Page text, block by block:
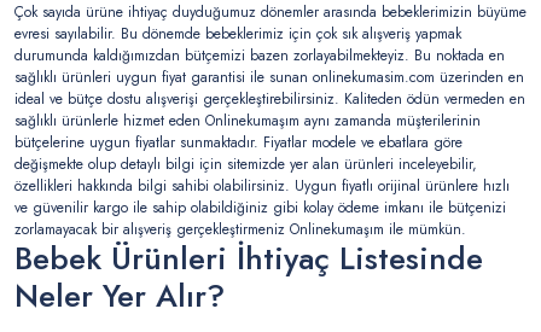
Çok sayıda ürüne ihtiyaç duyduğumuz dönemler arasında bebeklerimizin büyüme
evresi sayılabilir. Bu dönemde bebeklerimiz için çok sık alışveriş yapmak
durumunda kaldığımızdan bütçemizi bazen zorlayabilmekteyiz. Bu noktada en
sağlıklı ürünleri uygun fiyat garantisi ile sunan onlinekumasim.com üzerinden en
ideal ve bütçe dostu alışverişi gerçekleştirebilirsiniz. Kaliteden ödün vermeden en
sağlıklı ürünlerle hizmet eden Onlinekumaşım aynı zamanda müşterilerinin
bütçelerine uygun fiyatlar sunmaktadır. Fiyatlar modele ve ebatlara göre
değişmekte olup detaylı bilgi için sitemizde yer alan ürünleri inceleyebilir,
özellikleri hakkında bilgi sahibi olabilirsiniz. Uygun fiyatlı orijinal ürünlere hızlı
ve güvenilir kargo ile sahip olabildiğiniz gibi kolay ödeme imkanı ile bütçenizi
zorlamayacak bir alışveriş gerçekleştirmeniz Onlinekumaşım ile mümkün.
Bebek Ürünleri İhtiyaç Listesinde
Neler Yer Alır?